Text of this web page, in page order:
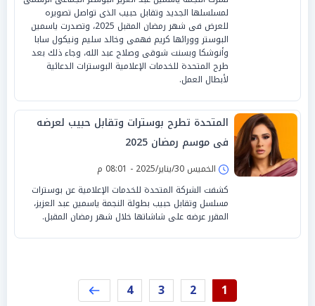
لمسلسلها الجديد وتقابل حبيب الذى تواصل تصويره
للعرض فى شهر رمضان المقبل 2025، وتصدرت ياسمين
البوستر وورائها كريم فهمى وخالد سليم ونيكول سابا
وأنوشكا وبسنت شوقى وصلاح عبد الله، وجاء ذلك بعد
طرح المتحدة للخدمات الإعلامية البوسترات الدعائية
لأبطال العمل.
المتحدة تطرح بوسترات وتقابل حبيب لعرضه
فى موسم رمضان 2025
الخميس 30/يناير/2025 - 08:01 م
كشفت الشركة المتحدة للخدمات الإعلامية عن بوسترات
مسلسل وتقابل حبيب بطولة النجمة ياسمين عبد العزيز،
المقرر عرضه على شاشاتها خلال شهر رمضان المقبل.
1
2
3
4